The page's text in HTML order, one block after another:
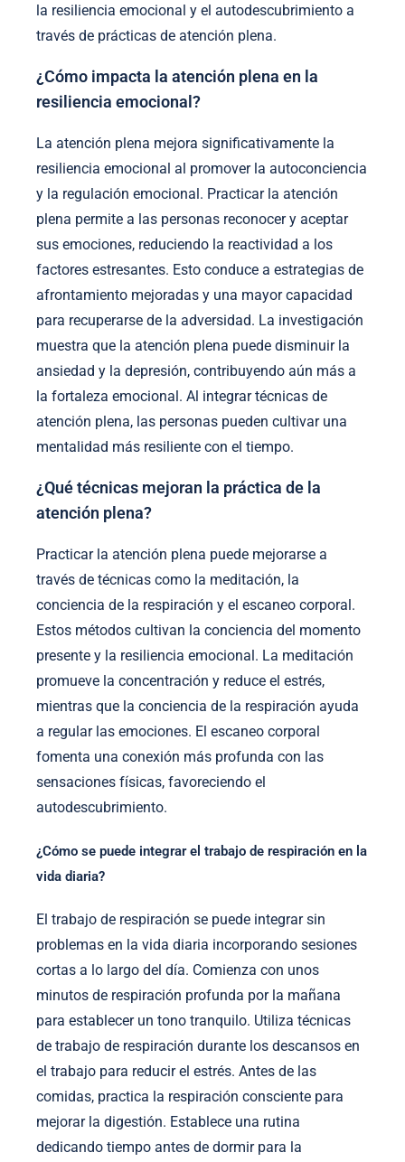
la resiliencia emocional y el autodescubrimiento a
través de prácticas de atención plena.
¿Cómo impacta la atención plena en la
resiliencia emocional?
La atención plena mejora significativamente la
resiliencia emocional al promover la autoconciencia
y la regulación emocional. Practicar la atención
plena permite a las personas reconocer y aceptar
sus emociones, reduciendo la reactividad a los
factores estresantes. Esto conduce a estrategias de
afrontamiento mejoradas y una mayor capacidad
para recuperarse de la adversidad. La investigación
muestra que la atención plena puede disminuir la
ansiedad y la depresión, contribuyendo aún más a
la fortaleza emocional. Al integrar técnicas de
atención plena, las personas pueden cultivar una
mentalidad más resiliente con el tiempo.
¿Qué técnicas mejoran la práctica de la
atención plena?
Practicar la atención plena puede mejorarse a
través de técnicas como la meditación, la
conciencia de la respiración y el escaneo corporal.
Estos métodos cultivan la conciencia del momento
presente y la resiliencia emocional. La meditación
promueve la concentración y reduce el estrés,
mientras que la conciencia de la respiración ayuda
a regular las emociones. El escaneo corporal
fomenta una conexión más profunda con las
sensaciones físicas, favoreciendo el
autodescubrimiento.
¿Cómo se puede integrar el trabajo de respiración en la
vida diaria?
El trabajo de respiración se puede integrar sin
problemas en la vida diaria incorporando sesiones
cortas a lo largo del día. Comienza con unos
minutos de respiración profunda por la mañana
para establecer un tono tranquilo. Utiliza técnicas
de trabajo de respiración durante los descansos en
el trabajo para reducir el estrés. Antes de las
comidas, practica la respiración consciente para
mejorar la digestión. Establece una rutina
dedicando tiempo antes de dormir para la